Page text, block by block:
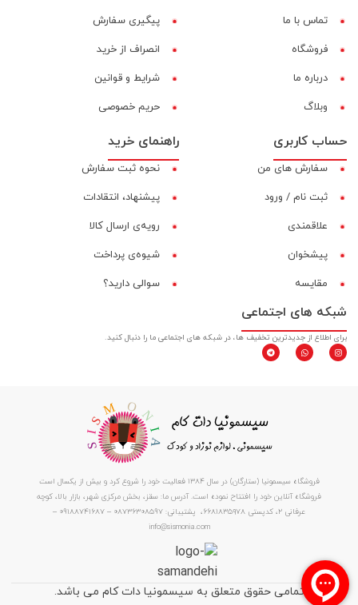
تماس با ما
فروشگاه
درباره ما
وبلاگ
پیگیری سفارش
انصراف از خرید
شرایط و قوانین
حریم خصوصی
حساب کاربری
سفارش های من
ثبت نام / ورود
علاقمندی
پیشخوان
مقایسه‌
راهنمای خرید
نحوه ثبت سفارش
پیشنهاد، انتقادات
رویه‌ی ارسال کالا
شیوه‌ی پرداخت
سوالی دارید؟
شبکه های اجتماعی
برای اطلاع از جدیدترین تخفیف ها، در شبکه های اجتماعی ما را دنبال کنید.
فروشگاه سیسمونیا (ستارگان) در سال 1384 فعالیت خود را شروع کرد و بیش از یکسال است
فروشگاه آنلاین خود را افتتاح نموده است. آدرس ما: سقز، بخش مرکزی شهر، بازار بالا، کوچه
عرفانی ۲، کدپستی ۶۶۸۱۸۳۵۹۷۸، پشتیبانی: 08736308597 – 09188741687 –
info@sismonia.com
تمامی حقوق متعلق به سیسمونیا دات کام می باشد.